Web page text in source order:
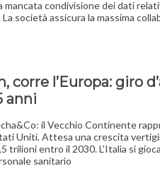
condivisione dei dati
società assicura la massima
l’Europa: giro
anni
il Vecchio Continente
Uniti. Attesa una crescita
trilioni entro il 2030. L'Italia si
sanitario